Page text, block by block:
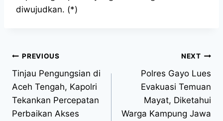
diwujudkan. (*)
PREVIOUS
Tinjau Pengungsian di
Aceh Tengah, Kapolri
Tekankan Percepatan
Perbaikan Akses
NEXT
Polres Gayo Lues
Evakuasi Temuan
Mayat, Diketahui
Warga Kampung Jawa